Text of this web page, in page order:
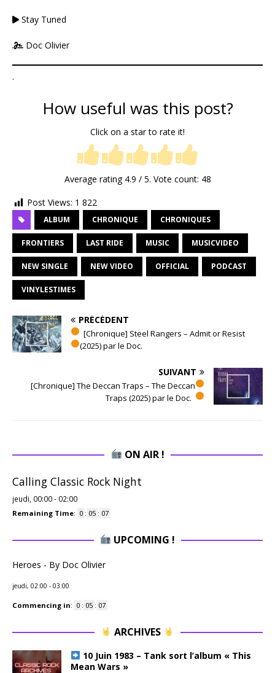
Stay Tuned
Doc Olivier
.
How useful was this post?
Click on a star to rate it!
Average rating 4.9 / 5. Vote count: 48
Post Views: 1 822
ALBUM CHRONIQUE CHRONIQUES
FRONTIERS LAST RIDE MUSIC MUSICVIDEO
NEW SINGLE NEW VIDEO OFFICIAL PODCAST
VINYLESTIMES
PRÉCÉDENT
[Chronique] Steel Rangers – Admit or Resist
(2025) par le Doc.
SUIVANT
[Chronique] The Deccan Traps – The Deccan
Traps (2025) par le Doc.
ON AIR !
Calling Classic Rock Night
jeudi, 00:00- 02:00
Remaining Time: 0 : 05 : 06
UPCOMING !
Heroes - By Doc Olivier
jeudi, 02:00 - 03:00
Commencing in: 0 : 05 : 06
ARCHIVES
10 Juin 1983 – Tank sort l’album « This
Mean Wars »